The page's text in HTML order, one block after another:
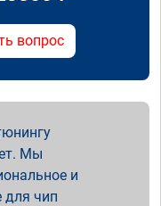
вопрос
Мы
и
для чип